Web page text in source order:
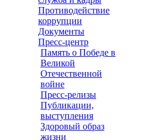
Противодействие
коррупции
Документы
Пресс-центр
Память о Победе в
Великой
Отечественной
войне
Пресс-релизы
Публикации,
выступления
Здоровый образ
жизни